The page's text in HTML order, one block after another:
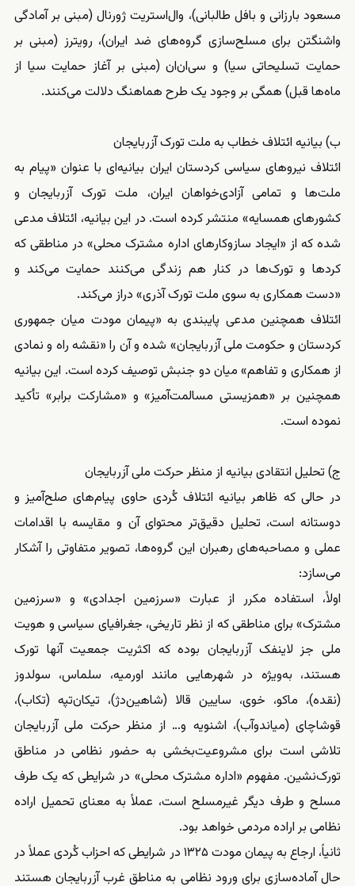
مسعود بارزانی و بافل طالبانی)، وال‌استریت ژورنال (مبنی بر آمادگی
واشنگتن برای مسلح‌سازی گروه‌های ضد ایران)، رویترز (مبنی بر
حمایت تسلیحاتی سیا) و سی‌ان‌ان (مبنی بر آغاز حمایت سیا از
ماه‌ها قبل) همگی بر وجود یک طرح هماهنگ دلالت می‌کنند.
ب) بیانیه ائتلاف خطاب به ملت تورک آزربایجان
ائتلاف نیروهای سیاسی کردستان ایران بیانیه‌ای با عنوان «پیام به
ملت‌ها و تمامی آزادی‌خواهان ایران، ملت تورک آزربایجان و
کشورهای همسایه» منتشر کرده است. در این بیانیه، ائتلاف مدعی
شده که از «ایجاد سازوکارهای اداره مشترک محلی» در مناطقی که
کردها و تورک‌ها در کنار هم زندگی می‌کنند حمایت می‌کند و
«دست همکاری به سوی ملت تورک آذری» دراز می‌کند.
ائتلاف همچنین مدعی پایبندی به «پیمان مودت میان جمهوری
کردستان و حکومت ملی آزربایجان» شده و آن را «نقشه راه و نمادی
از همکاری و تفاهم» میان دو جنبش توصیف کرده است. این بیانیه
همچنین بر «همزیستی مسالمت‌آمیز» و «مشارکت برابر» تأکید
نموده است.
ج) تحلیل انتقادی بیانیه از منظر حرکت ملی آزربایجان
در حالی که ظاهر بیانیه ائتلاف کُردی حاوی پیام‌های صلح‌آمیز و
دوستانه است، تحلیل دقیق‌تر محتوای آن و مقایسه با اقدامات
عملی و مصاحبه‌های رهبران این گروه‌ها، تصویر متفاوتی را آشکار
می‌سازد:
اولاً، استفاده مکرر از عبارت «سرزمین اجدادی» و «سرزمین
مشترک» برای مناطقی که از نظر تاریخی، جغرافیای سیاسی و هویت
ملی جز لاینفک آزربایجان بوده که اکثریت جمعیت آنها تورک
هستند، به‌ویژه در شهرهایی مانند اورمیه، سلماس، سولدوز
(نقده)، ماکو، خوی، سایین قالا (شاهین‌دژ)، تیکان‌تپه (تکاب)،
قوشاچای (میاندوآب)، اشنویه و… از منظر حرکت ملی آزربایجان
تلاشی است برای مشروعیت‌بخشی به حضور نظامی در مناطق
تورک‌نشین. مفهوم «اداره مشترک محلی» در شرایطی که یک طرف
مسلح و طرف دیگر غیرمسلح است، عملاً به معنای تحمیل اراده
نظامی بر اراده مردمی خواهد بود.
ثانیاً، ارجاع به پیمان مودت ۱۳۲۵ در شرایطی که احزاب کُردی عملاً در
حال آماده‌سازی برای ورود نظامی به مناطق غرب آزربایجان هستند